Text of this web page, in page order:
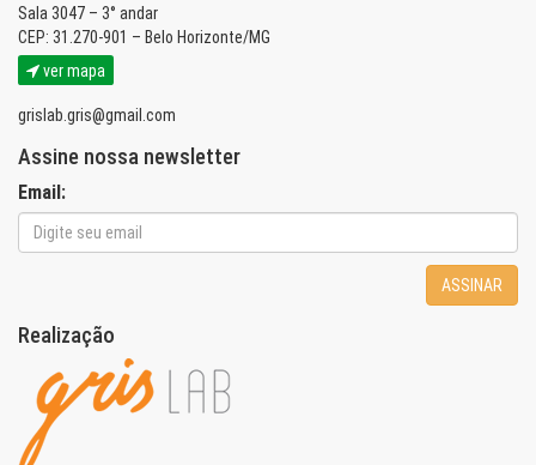
Sala 3047 – 3° andar
CEP: 31.270-901 – Belo Horizonte/MG
ver mapa
grislab.gris@gmail.com
Assine nossa newsletter
Email:
ASSINAR
Realização